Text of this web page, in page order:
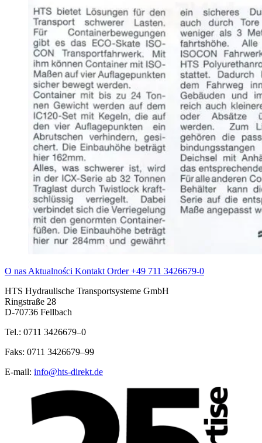
O nas Aktualności Kontakt Order+49 711 3426679-0
HTS Hydraulische Transportsysteme GmbH
Ringstraße 28
D-70736 Fellbach
Tel.: 0711 3426679–0
Faks: 0711 3426679–99
E-mail: info@hts-direkt.de